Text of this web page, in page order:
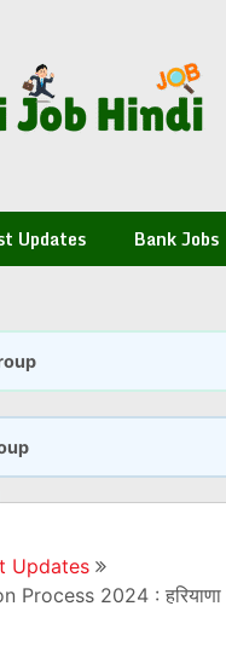
Updates Bank Jobs
Updates
Process 2024 :